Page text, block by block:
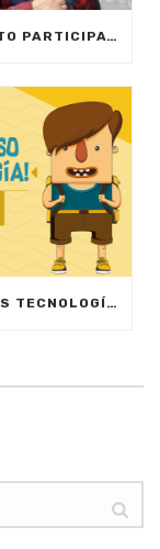
CONSEJO COMUNAL DE PRESUPUESTO PARTICIPATIVO
CRONOGRAMA CONVOCATORIA BECAS TECNOLOGÍAS